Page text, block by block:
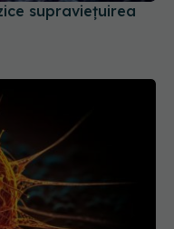
supraviețuirea